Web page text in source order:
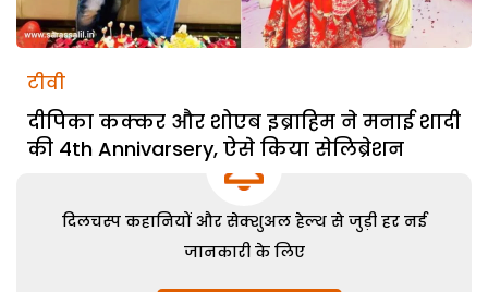
टीवी
दीपिका कक्कर और शोएब इब्राहिम ने मनाई शादी
की 4th Annivarsery, ऐसे किया सेलिब्रेशन
दिलचस्प कहानियों और सेक्शुअल हेल्थ से जुड़ी हर नई
जानकारी के लिए